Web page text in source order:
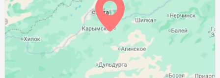
31, Пн 03:43 05:33 12:23 19:12 20:54